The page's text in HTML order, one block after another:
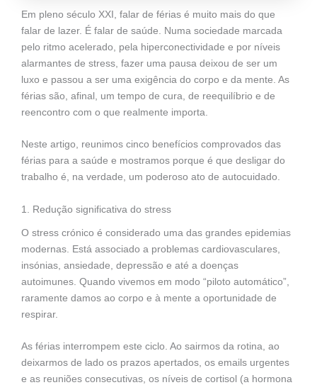
Em pleno século XXI, falar de férias é muito mais do que
falar de lazer. É falar de saúde. Numa sociedade marcada
pelo ritmo acelerado, pela hiperconectividade e por níveis
alarmantes de stress, fazer uma pausa deixou de ser um
luxo e passou a ser uma exigência do corpo e da mente. As
férias são, afinal, um tempo de cura, de reequilíbrio e de
reencontro com o que realmente importa.
Neste artigo, reunimos cinco benefícios comprovados das
férias para a saúde e mostramos porque é que desligar do
trabalho é, na verdade, um poderoso ato de autocuidado.
1. Redução significativa do stress
O stress crónico é considerado uma das grandes epidemias
modernas. Está associado a problemas cardiovasculares,
insónias, ansiedade, depressão e até a doenças
autoimunes. Quando vivemos em modo “piloto automático”,
raramente damos ao corpo e à mente a oportunidade de
respirar.
As férias interrompem este ciclo. Ao sairmos da rotina, ao
deixarmos de lado os prazos apertados, os emails urgentes
e as reuniões consecutivas, os níveis de cortisol (a hormona